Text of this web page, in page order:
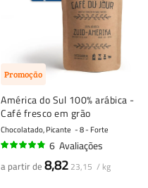
Promoção
América do Sul 100% arábica -
Café fresco em grão
Chocolatado, Picante 8 - Forte
6 Avaliações
a partir de 8,82 23,15 / kg